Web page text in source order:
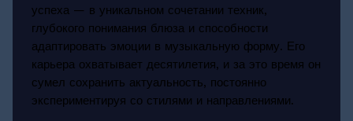
успеха — в уникальном сочетании техник,
глубокого понимания блюза и способности
адаптировать эмоции в музыкальную форму. Его
карьера охватывает десятилетия, и за это время он
сумел сохранить актуальность, постоянно
экспериментируя со стилями и направлениями.